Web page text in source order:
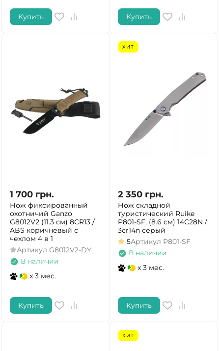
Купить Купить
1 700 грн.
Нож фиксированный
охотничий Ganzo
G8012V2 (11.3 см) 8CR13 /
ABS коричневый с
чехлом 4 в 1
Артикул G8012V2-DY
В наличии
x 3 мес.
Купить
ХИТ
2 350 грн.
Нож складной
туристический Ruike
P801-SF, (8.6 см) 14C28N /
3cr14n серый
5Артикул P801-SF
В наличии
x 3 мес.
Купить
ХИТ